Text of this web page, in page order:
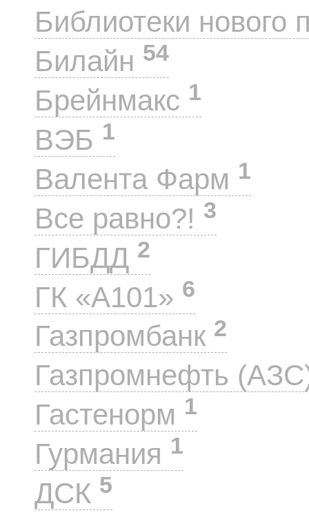
Библиотеки нового
Билайн 54
Брейнмакс 1
ВЭБ 1
Валента Фарм 1
Все равно?! 3
ГИБДД 2
ГК «А101» 6
Газпромбанк 2
Газпромнефть
Гастенорм 1
Гурмания 1
ДСК 5